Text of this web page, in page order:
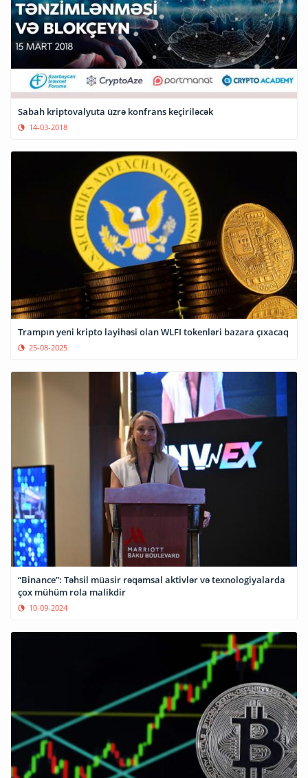
Sabah kriptovalyuta üzrə konfrans keçiriləcək
14-03-2018
Trampın yeni kripto layihəsi olan WLFI tokenləri bazara çıxacaq
25-08-2025
“Binance”: Təhsil müasir rəqəmsal aktivlər və texnologiyalarda
çox mühüm rola malikdir
10-09-2024